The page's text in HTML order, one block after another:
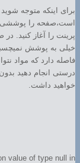
برای اینکه متوجه
است،صفحه را پوششی
پرینت را آغاز کنید.
خیلی به پوشش
فاصله دارد که مواد
درستی انجام دهید
خواهید داشت.
value of type null in